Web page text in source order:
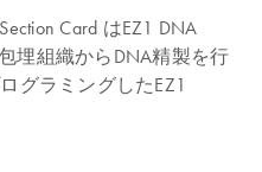
Card はEZ1 DNA
埋組織からDNA精製を行
グラミングしたEZ1